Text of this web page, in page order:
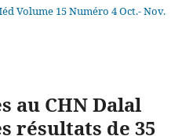
Volume 15 Numéro 4 Oct.- Nov.
au CHN Dalal
résultats de 35